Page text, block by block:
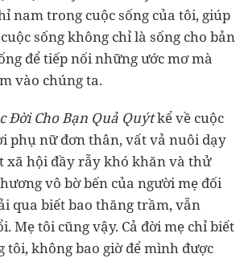
nam trong cuộc sống của tôi, giúp
sống không chỉ là sống cho bản
để tiếp nối những ước mơ mà
vào chúng ta.
Đời Cho Bạn Quả Quýtkể về cuộc
phụ nữ đơn thân, vất vả nuôi dạy
xã hội đầy rẫy khó khăn và thử
vô bờ bến của người mẹ đối
qua biết bao thăng trầm, vẫn
Mẹ tôi cũng vậy. Cả đời mẹ chỉ biết
tôi, không bao giờ để mình được